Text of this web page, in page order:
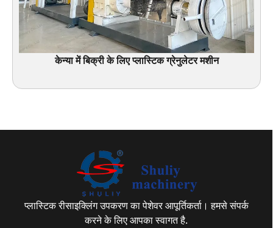
केन्या में बिक्री के लिए प्लास्टिक ग्रेनुलेटर मशीन
प्लास्टिक रीसाइक्लिंग उपकरण का पेशेवर आपूर्तिकर्ता। हमसे संपर्क
करने के लिए आपका स्वागत है.